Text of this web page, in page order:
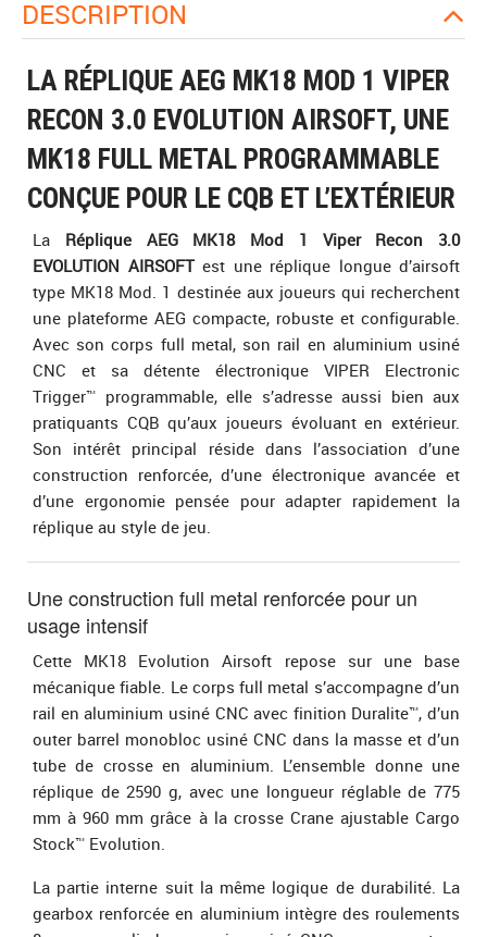
DESCRIPTION
LA RÉPLIQUE AEG MK18 MOD 1 VIPER
RECON 3.0 EVOLUTION AIRSOFT, UNE
MK18 FULL METAL PROGRAMMABLE
CONÇUE POUR LE CQB ET L’EXTÉRIEUR
La Réplique AEG MK18 Mod 1 Viper Recon 3.0
EVOLUTION AIRSOFTest une réplique longue d’airsoft
type MK18 Mod. 1 destinée aux joueurs qui recherchent
une plateforme AEG compacte, robuste et configurable.
Avec son corps full metal, son rail en aluminium usiné
CNC et sa détente électronique VIPER Electronic
Trigger™ programmable, elle s’adresse aussi bien aux
pratiquants CQB qu’aux joueurs évoluant en extérieur.
Son intérêt principal réside dans l’association d’une
construction renforcée, d’une électronique avancée et
d’une ergonomie pensée pour adapter rapidement la
réplique au style de jeu.
Une construction full metal renforcée pour un
usage intensif
Cette MK18 Evolution Airsoft repose sur une base
mécanique fiable. Le corps full metal s’accompagne d’un
rail en aluminium usiné CNC avec finition Duralite™, d’un
outer barrel monobloc usiné CNC dans la masse et d’un
tube de crosse en aluminium. L’ensemble donne une
réplique de 2590 g, avec une longueur réglable de 775
mm à 960 mm grâce à la crosse Crane ajustable Cargo
Stock™ Evolution.
La partie interne suit la même logique de durabilité. La
gearbox renforcée en aluminium intègre des roulements